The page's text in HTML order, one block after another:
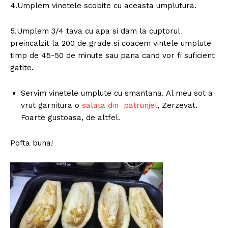
4.Umplem vinetele scobite cu aceasta umplutura.
5.Umplem 3/4 tava cu apa si dam la cuptorul
preincalzit la 200 de grade si coacem vintele umplute
timp de 45-50 de minute sau pana cand vor fi suficient
gatite.
Servim vinetele umplute cu smantana. Al meu sot a
vrut garnitura o salata din patrunjel, Zerzevat.
Foarte gustoasa, de altfel.
Pofta buna!